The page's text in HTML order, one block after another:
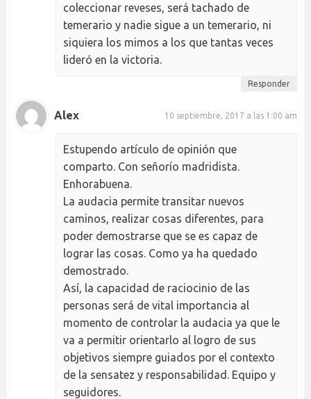
coleccionar reveses, será tachado de
temerario y nadie sigue a un temerario, ni
siquiera los mimos a los que tantas veces
lideró en la victoria.
Responder
Alex 10 septiembre, 2017 a las 1:00 am
Estupendo artículo de opinión que
comparto. Con señorío madridista.
Enhorabuena.
La audacia permite transitar nuevos
caminos, realizar cosas diferentes, para
poder demostrarse que se es capaz de
lograr las cosas. Como ya ha quedado
demostrado.
Así, la capacidad de raciocinio de las
personas será de vital importancia al
momento de controlar la audacia ya que le
va a permitir orientarlo al logro de sus
objetivos siempre guiados por el contexto
de la sensatez y responsabilidad. Equipo y
seguidores.